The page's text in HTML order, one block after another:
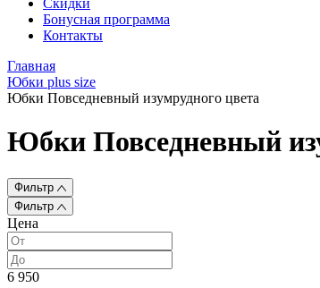
Скидки
Бонусная программа
Контакты
Главная
Юбки plus size
Юбки Повседневный изумрудного цвета
Юбки Повседневный
Фильтр
Фильтр
Цена
6 950